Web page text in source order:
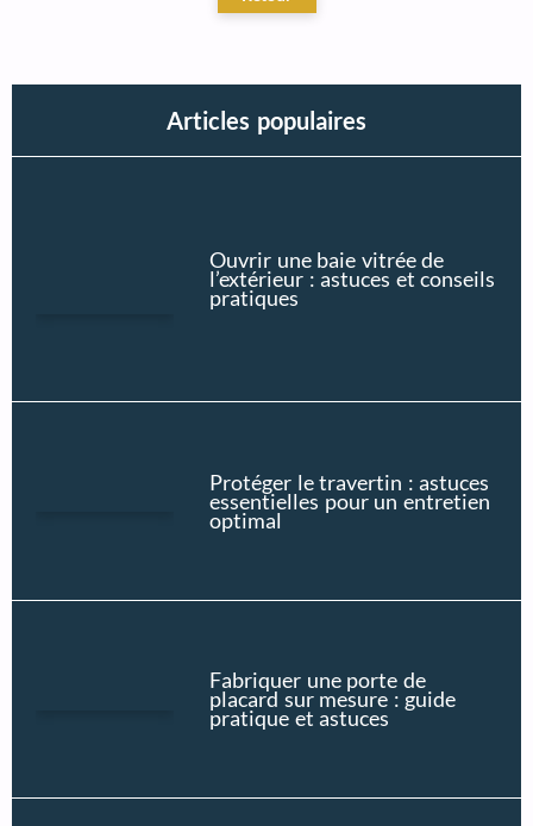
Articles populaires
Ouvrir une baie vitrée de
l’extérieur : astuces et conseils
pratiques
Protéger le travertin : astuces
essentielles pour un entretien
optimal
Fabriquer une porte de
placard sur mesure : guide
pratique et astuces